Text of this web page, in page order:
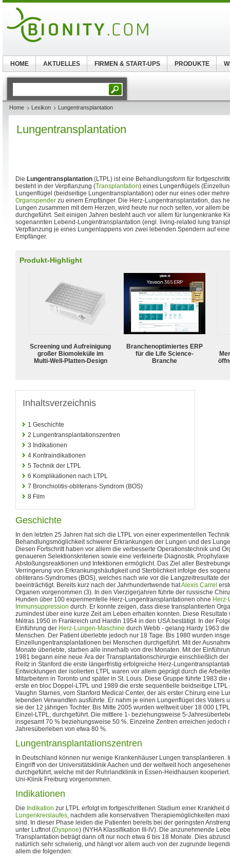
Home Lexikon Lungentransplantation
Lungentransplantation
Die Lungentransplantation (LTPL) ist eine Behandlungsform für
besteht in der Verpflanzung (Transplantation) eines Lungenflügels
Lungenflügel (beidseitige Lungentransplantation) oder nur eines oder
Organspender zu einem Empfänger. Die Herz-Lungentransplantation, das
Lungen zusammen mit dem Herzen, wird heute nur noch selten, vor allem
durchgeführt. Seit einigen Jahren besteht auch vor allem für lungenkranke
sogenannten Lebend-Lungentransplantation (engl. living-related lung
Verpflanzung je eines Lungenlappens von zwei lebenden Spendern auf
Empfänger.
Produkt-Highlight
Screening und Aufreinigung
großer Biomoleküle im
Multi-Well-Platten-Design
Branchenoptimiertes ERP
für die Life Science-
Branche
Inhaltsverzeichnis
1 Geschichte
2 Lungentransplantationszentren
3 Indikationen
4 Kontraindikationen
5 Technik der LTPL
6 Komplikationen nach LTPL
7 Bronchiolitis-obliterans-Syndrom (BOS)
8 Film
Geschichte
In den letzten 25 Jahren hat sich die LTPL von einer experimentellen
Behandlungsmöglichkeit schwerer Erkrankungen der Lungen und des
Diesen Fortschritt haben vor allem die verbesserte Operationstechnik und
genaueren Selektionskriterien sowie eine verfeinerte Diagnostik,
Abstoßungsreaktionen und Infektionen ermöglicht. Das Ziel aller
Verringerung von Erkrankungshäufigkeit und Sterblichkeit infolge des
obliterans-Syndromes (BOS), welches nach wie vor die Langzeitresultate
beeinträchtigt. Bereits kurz nach der Jahrhundertwende hatAlexis Carrel
Organen vorgenommen (3). In den Vierzigerjahren führte der russische
Hunden über 100 experimentelle Herz-Lungentransplantationen ohne
Immunsuppression durch. Er konnte zeigen, dass diese transplantierten
zumindest über eine kurze Zeit am Leben erhalten konnten. Diese
Métras 1950 in Frankreich und Hardin 1954 in den USA bestätigt. In der
Einführung der Herz-Lungen-Maschine durch Webb - gelang Hardy 1963
Menschen. Der Patient überlebte jedoch nur 18 Tage. Bis 1980 wurden
Einzellungentransplantationen bei Menschen durchgeführt. Mit der
Monate überlebte, starben alle innerhalb von drei Monaten. Mit der
1981 begann eine neue Ära der Transplantationschirurgie einschließlich der
Reitz in Stanford die erste längerfristig erfolgreiche Herz-
Entwicklungen der isolierten LTPL waren vor allem geprägt durch die
Mitarbeitern in Toronto und später in St. Louis. Diese Gruppe führte 1983
erste en bloc Doppel-LTPL und 1989 die erste sequentielle beidseitige
Vaughn Starnes, vom Stanford Medical Center, der als erster Chirurg eine
lebenden Verwandten ausführte. Er nahm je einen Lungenflügel des Vaters
sie der 12 jährigen Tochter. Bis Mitte 2005 wurden weltweit über 18 000
Einzel-LTPL, durchgeführt. Die mittlere 1- beziehungsweise 5-
insgesamt 70 % beziehungsweise 50 %. Einzelne Zentren erreichen jedoch
Jahresüberleben von etwa 80 %.
Lungentransplantationszentren
In Deutschland können nur wenige Krankenhäuser Lungen transplantieren.
Eingriff von der Universitätsklinik Aachen und der weltweit hoch
durchgeführt, welche mit der Ruhrlandklinik in Essen-Heidhausen
Uni-Klinik Freiburg vorgenommen.
Indikationen
Die Indikation zur LTPL erfolgt im fortgeschrittenen Stadium einer Krankheit
Lungenkreislaufes, nachdem alle konservativen Therapiemöglichkeiten
sind. In dieser Phase leiden die Patienten bereits bei der geringsten
unter Luftnot (Dyspnoe) (NYHA Klassifikation III-IV). Die anzunehmende
Transplantation beträgt dann oft nur noch etwa 6 bis 18 Monate. Dies
natürlich sehr schwierig, und hängt vor allem auch von der zugrunde
allem die folgenden:
HOME AKTUELLES FIRMEN & START-UPS PRODUKTE